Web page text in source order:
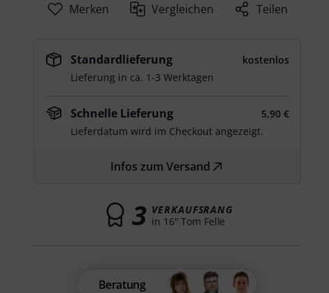
Merken Vergleichen Teilen
Standardlieferung
kostenlos
Lieferung in ca. 1-3 Werktagen
Schnelle Lieferung
5,90 €
Lieferdatum wird im Checkout angezeigt.
Infos zum Versand
3 VERKAUFSRANG
in 16" Tom Felle
Beratung